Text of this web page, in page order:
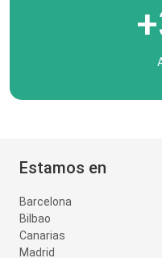
Estamos en
Barcelona
Bilbao
Canarias
Madrid